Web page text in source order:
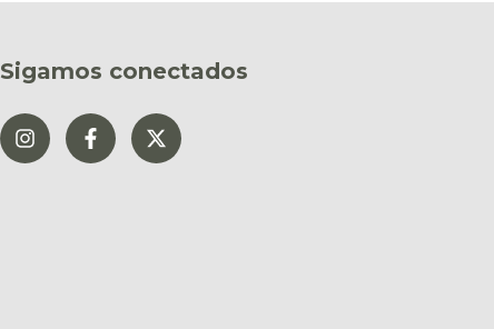
Sigamos conectados